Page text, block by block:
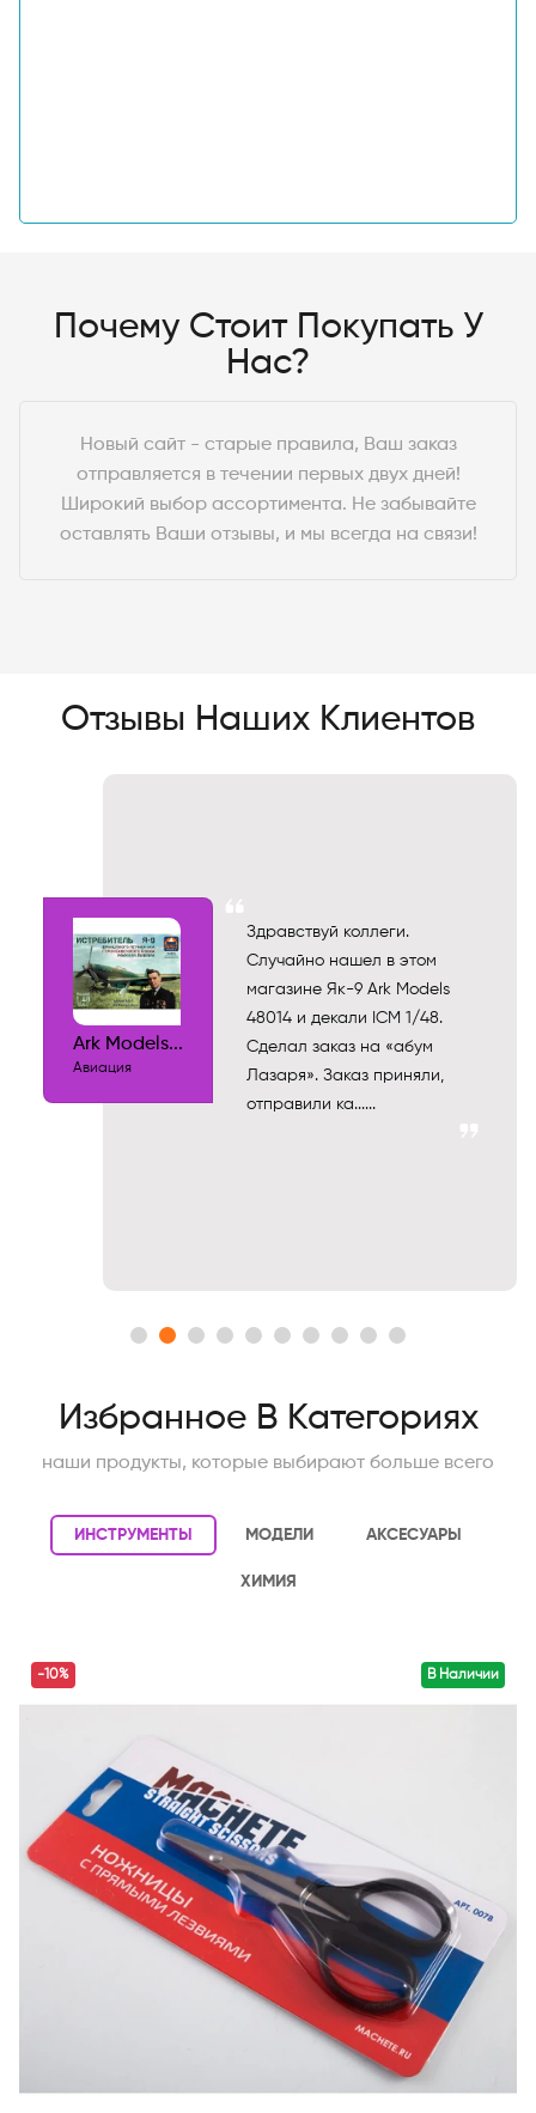
Почему Стоит Покупать У
Нас?
Новый сайт - старые правила, Ваш заказ
отправляется в течении первых двух дней!
Широкий выбор ассортимента. Не забывайте
оставлять Ваши отзывы, и мы всегда на связи!
Отзывы Наших Клиентов
Ark Models...
Авиация
Здравствуй коллеги.
Случайно нашел в этом
магазине Як-9 Ark Models
48014 и декали ICM 1/48.
Сделал заказ на «абум
Лазаря». Заказ приняли,
отправили ка......
Избранное В Категориях
наши продукты, которые выбирают больше всего
ИНСТРУМЕНТЫ МОДЕЛИ АКСЕСУАРЫ
ХИМИЯ
В Наличии
-10%